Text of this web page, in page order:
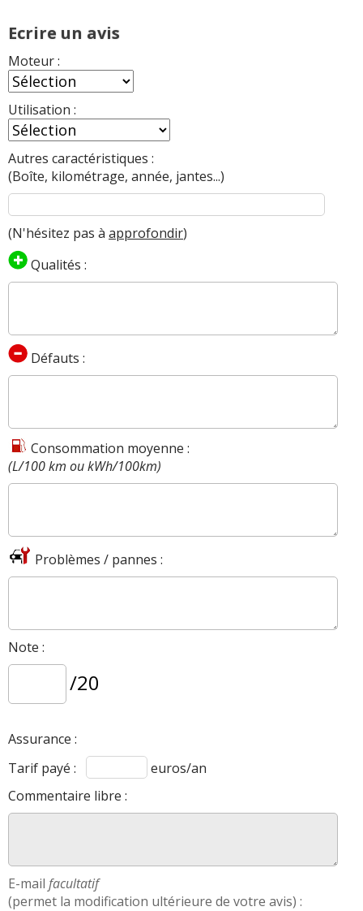
Ecrire un avis
Moteur :
Utilisation :
Autres caractéristiques :
(Boîte, kilométrage, année, jantes...)
(N'hésitez pas à approfondir)
Qualités :
Défauts :
Consommation moyenne :
(L/100 km ou kWh/100km)
Problèmes / pannes :
Note :
/20
Assurance :
Tarif payé :
euros/an
Commentaire libre :
E-mail facultatif
(permet la modification ultérieure de votre avis) :